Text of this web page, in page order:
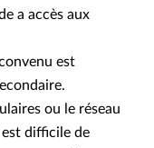
a accès aux
est
ou le réseau
difficile de